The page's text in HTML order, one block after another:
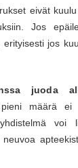
eivät
Jos
jos
juoda
pieni määrä
voi